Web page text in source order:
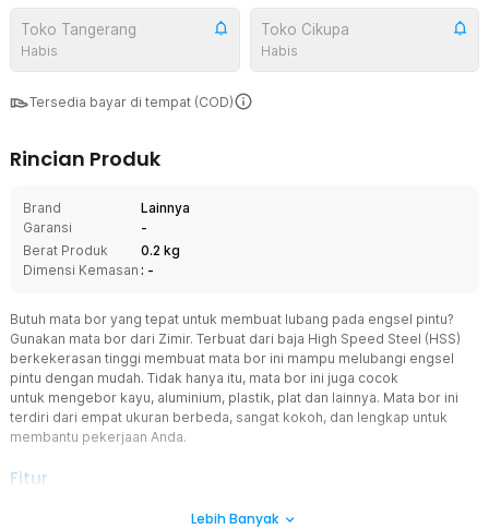
Toko Tangerang
Habis
Toko Cikupa
Habis
Tersedia bayar di tempat (COD)
Rincian Produk
Brand
Lainnya
Garansi
-
Berat Produk
0.2 kg
Dimensi Kemasan : -
Butuh mata bor yang tepat untuk membuat lubang pada engsel pintu?
Gunakan mata bor dari Zimir. Terbuat dari baja High Speed Steel (HSS)
berkekerasan tinggi membuat mata bor ini mampu melubangi engsel
pintu dengan mudah. Tidak hanya itu, mata bor ini juga cocok
untuk mengebor kayu, aluminium, plastik, plat dan lainnya. Mata bor ini
terdiri dari empat ukuran berbeda, sangat kokoh, dan lengkap untuk
membantu pekerjaan Anda.
Fitur
Lebih Banyak